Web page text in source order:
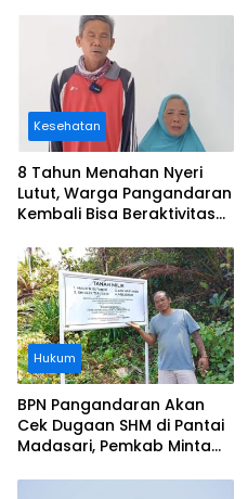
Kesehatan
8 Tahun Menahan Nyeri
Lutut, Warga Pangandaran
Kembali Bisa Beraktivitas
Ditanggung BPJS
Hukum
BPN Pangandaran Akan
Cek Dugaan SHM di Pantai
Madasari, Pemkab Minta